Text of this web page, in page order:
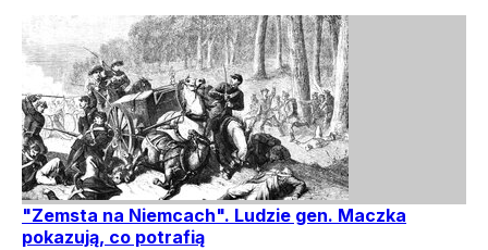
"Zemsta na Niemcach". Ludzie gen. Maczka
pokazują, co potrafią